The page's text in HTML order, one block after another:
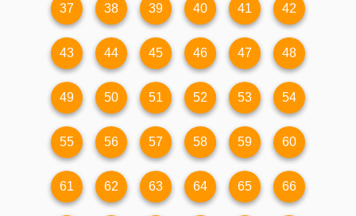
37 38 39 40 41 42
43 44 45 46 47 48
49 50 51 52 53 54
55 56 57 58 59 60
61 62 63 64 65 66